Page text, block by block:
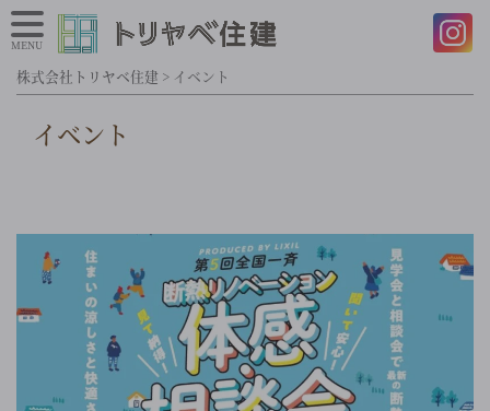
株式会社トリヤベ住建 > イベント
イベント
MENU